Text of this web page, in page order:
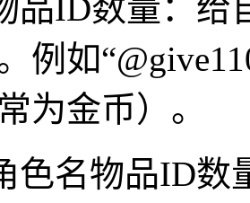
品ID数量：
例如
为金币）。
色名物品ID